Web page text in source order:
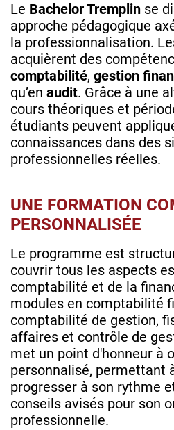
Le Bachelor Tremplin se
approche pédagogique
la professionnalisation.
acquièrent des
comptabilité, gestion
qu’en audit. Grâce à une
cours théoriques et
étudiants peuvent
connaissances dans des
professionnelles réelles.
UNE FORMATION
PERSONNALISÉE
Le programme est
couvrir tous les aspects
comptabilité et de la
modules en comptabilité
comptabilité de gestion,
affaires et contrôle de
met un point d'honneur à
personnalisé, permettant
progresser à son rythme
conseils avisés pour son
professionnelle.